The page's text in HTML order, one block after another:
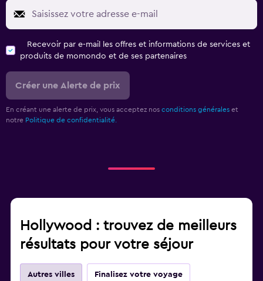
Recevoir par e-mail les offres et informations de services et
produits de momondo et de ses partenaires
Créer une Alerte de prix
En créant une alerte de prix, vous acceptez nos conditions générales et
notre Politique de confidentialité.
Hollywood : trouvez de meilleurs
résultats pour votre séjour
Autres villes Finalisez votre voyage